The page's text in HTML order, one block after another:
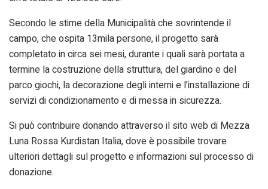
Secondo le stime della Municipalità che sovrintende il
campo, che ospita 13mila persone, il progetto sarà
completato in circa sei mesi, durante i quali sarà portata a
termine la costruzione della struttura, del giardino e del
parco giochi, la decorazione degli interni e l’installazione di
servizi di condizionamento e di messa in sicurezza.
Si può contribuire donando attraverso il sito web di Mezza
Luna Rossa Kurdistan Italia, dove è possibile trovare
ulteriori dettagli sul progetto e informazioni sul processo di
donazione.